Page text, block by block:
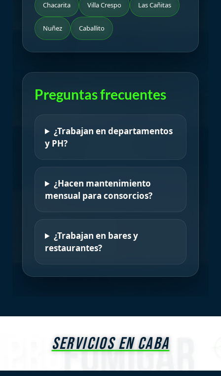
Chacarita Villa Crespo Las Cañitas
Nuñez Caballito
Preguntas frecuentes
¿Trabajan en departamentos
y PH?
¿Hacen mantenimiento
mensual para consorcios?
¿Trabajan en bares y
restaurantes?
SERVICIOS EN CABA